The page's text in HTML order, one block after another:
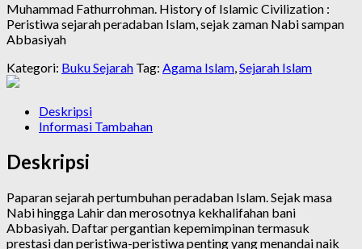
Muhammad Fathurrohman. History of Islamic Civilization :
Peristiwa sejarah peradaban Islam, sejak zaman Nabi sampan
Abbasiyah
Kategori: Buku Sejarah Tag: Agama Islam,Sejarah Islam
Deskripsi
Informasi Tambahan
Deskripsi
Paparan sejarah pertumbuhan peradaban Islam. Sejak masa
Nabi hingga Lahir dan merosotnya kekhalifahan bani
Abbasiyah. Daftar pergantian kepemimpinan termasuk
prestasi dan peristiwa-peristiwa penting yang menandai naik